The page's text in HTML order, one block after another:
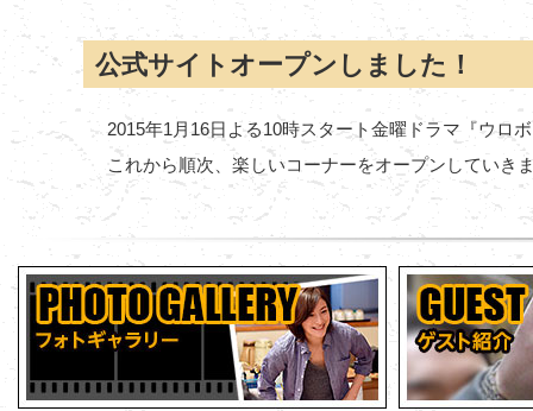
公式サイトオープンしました！
2015年1月16日よる10時スタート金曜ドラマ『ウロ
これから順次、楽しいコーナーをオープンしていき